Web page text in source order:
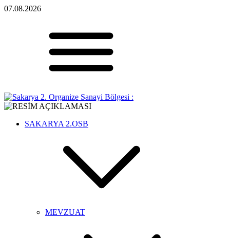
07.08.2026
SAKARYA 2.OSB
MEVZUAT